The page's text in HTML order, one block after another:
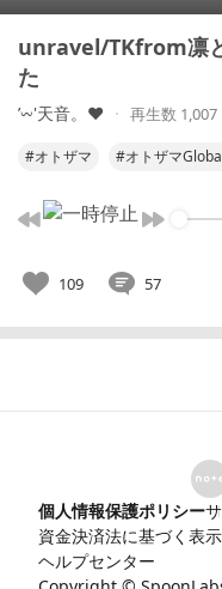
unravel/TKfrom凛
た
’𖥦'天音。♥ 再生数 1,007
#オトザマ #オトザマ
109 57
個人情報保護ポリシー
資金決済法に基づく表示
ヘルプセンター